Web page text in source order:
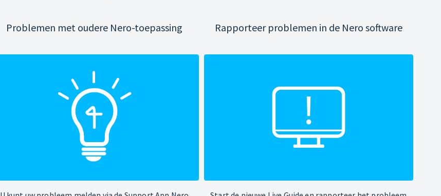
Problemen met oudere Nero-toepassing Rapporteer problemen in de Nero software